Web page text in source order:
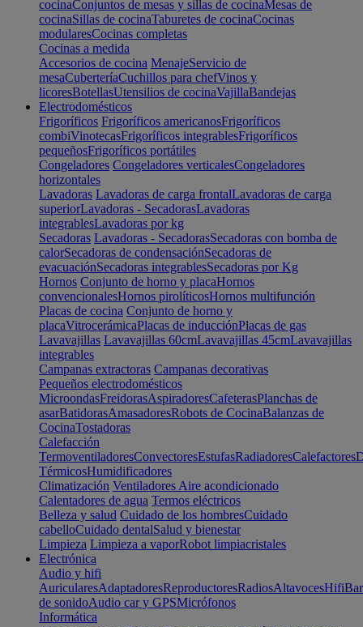
cocinaConjuntos de mesas y sillas de cocinaMesas de
cocinaSillas de cocinaTaburetes de cocinaCocinas
modularesCocinas completas
Cocinas a medida
Accesorios de cocina MenajeServicio de
mesaCuberteríaCuchillos para chefVinos y
licoresBotellasUtensilios de cocinaVajillaBandejas
Electrodomésticos
Frigoríficos Frigoríficos americanosFrigoríficos
combiVinotecasFrigoríficos integrablesFrigoríficos
pequeñosFrigoríficos portátiles
Congeladores Congeladores verticalesCongeladores
horizontales
Lavadoras Lavadoras de carga frontalLavadoras de carga
superiorLavadoras - SecadorasLavadoras
integrablesLavadoras por kg
Secadoras Lavadoras - SecadorasSecadoras con bomba de
calorSecadoras de condensaciónSecadoras de
evacuaciónSecadoras integrablesSecadoras por Kg
Hornos Conjunto de horno y placaHornos
convencionalesHornos pirolíticosHornos multifunción
Placas de cocina Conjunto de horno y
placaVitrocerámicaPlacas de inducciónPlacas de gas
Lavavajillas Lavavajillas 60cmLavavajillas 45cmLavavajillas
integrables
Campanas extractoras Campanas decorativas
Pequeños electrodomésticos
MicroondasFreidorasAspiradoresCafeterasPlanchas de
asarBatidorasAmasadoresRobots de CocinaBalanzas de
CocinaTostadoras
Calefacción
TermoventiladoresConvectoresEstufasRadiadoresCalefactores
TérmicosHumidificadores
Climatización Ventiladores Aire acondicionado
Calentadores de agua Termos eléctricos
Belleza y salud Cuidado de los hombresCuidado
cabelloCuidado dentalSalud y bienestar
Limpieza Limpieza a vaporRobot limpiacristales
Electrónica
Audio y hifi
AuricularesAdaptadoresReproductoresRadiosAltavocesHifi
de sonidoAudio car y GPSMicrófonos
Informática